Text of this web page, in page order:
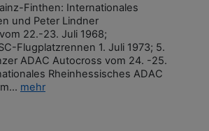
Finthen: Internationales
und Peter Lindner
22.-23. Juli 1968;
Flugplatzrennen 1. Juli 1973; 5.
ADAC Autocross vom 24. -25.
Rheinhessisches ADAC
mehr